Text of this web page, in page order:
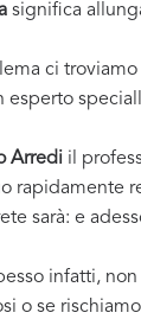
significa
ci
esperto
Arredi il
sarà: e
infatti,
o se